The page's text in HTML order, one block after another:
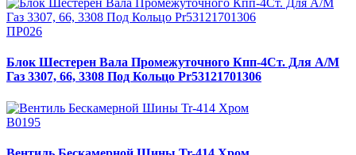
ПР026
Блок Шестерен Вала Промежуточного Кпп-4Ст. Для А/М
Газ 3307, 66, 3308 Под Кольцо Pr53121701306
В0195